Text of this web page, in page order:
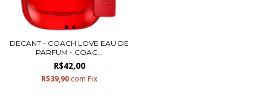
DECANT - COACH LOVE EAU DE
PARFUM - COAC...
R$42,00
R$39,90 com Pix